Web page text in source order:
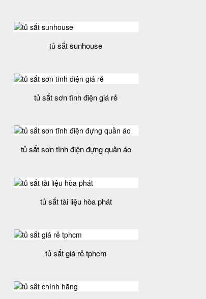
tủ sắt sunhouse
tủ sắt sơn tĩnh điện giá rẻ
tủ sắt sơn tĩnh điện đựng quần áo
tủ sắt tài liệu hòa phát
tủ sắt giá rẻ tphcm